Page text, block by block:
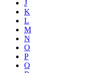
J
K
L
M
N
O
P
Q